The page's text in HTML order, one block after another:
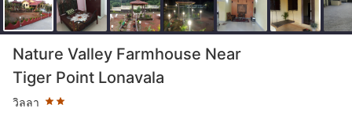
Nature Valley Farmhouse Near
Tiger Point Lonavala
วิลลา
ระดับดาว: 2 ดาว